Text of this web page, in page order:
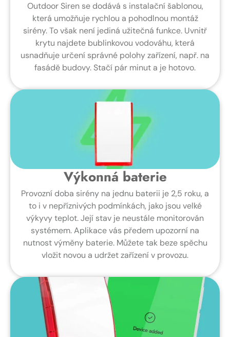
Outdoor Siren se dodává s instalační šablonou,
která umožňuje rychlou a pohodlnou montáž
sirény. To však není jediná užitečná funkce. Uvnitř
krytu najdete bublinkovou vodováhu, která
usnadňuje určení správné polohy zařízení, např. na
fasádě budovy. Stačí pár minut a je hotovo.
Výkonná baterie
Provozní doba sirény na jednu baterii je 2,5 roku, a
to i v nepříznivých podmínkách, jako jsou velké
výkyvy teplot. Její stav je neustále monitorován
systémem. Aplikace vás předem upozorní na
nutnost výměny baterie. Můžete tak beze spěchu
vložit novou a udržet zařízení v provozu.